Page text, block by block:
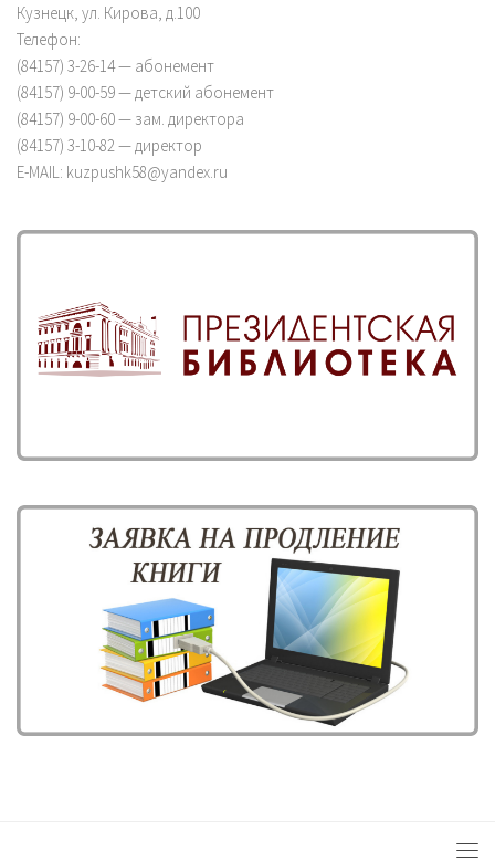
Кузнецк, ул. Кирова, д.100
Телефон:
(84157) 3-26-14 — абонемент
(84157) 9-00-59 — детский абонемент
(84157) 9-00-60 — зам. директора
(84157) 3-10-82 — директор
E-MAIL: kuzpushk58@yandex.ru